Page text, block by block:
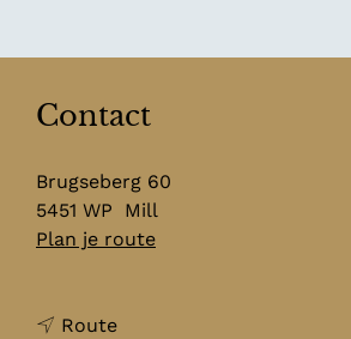
Contact
Brugseberg 60
5451 WP
Mill
Plan je routen
Routen